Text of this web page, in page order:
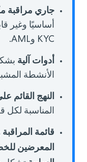
جاري مراقبة
أساسيًا وغير
KYC وAML.
أدوات آلية
الأنشطة
النهج القائم
المناسبة لكل
قائمة
المعرضين